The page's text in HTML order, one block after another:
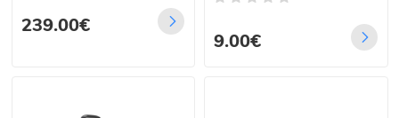
239.00€
9.00€